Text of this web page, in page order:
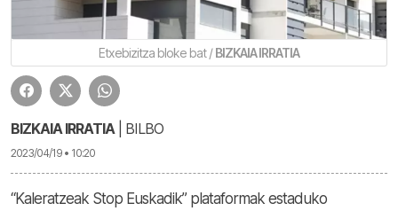
Etxebizitza bloke bat /BIZKAIA IRRATIA
BIZKAIA IRRATIA | BILBO
2023/04/19 • 10:20
“Kaleratzeak Stop Euskadik” plataformak estaduko